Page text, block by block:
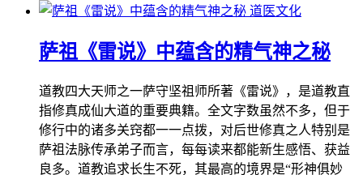
道医文化
萨祖《雷说》中蕴含的精气神之秘
道教四大天师之一萨守坚祖师所著《雷说》，是道教直
指修真成仙大道的重要典籍。全文字数虽然不多，但于
修行中的诸多关窍都一一点拨，对后世修真之人特别是
萨祖法脉传承弟子而言，每每读来都能新生感悟、获益
良多。道教追求长生不死，其最高的境界是“形神俱妙